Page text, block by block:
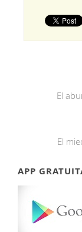
El
El
APP